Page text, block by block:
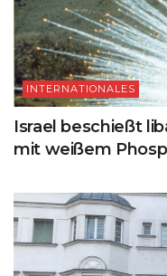
INTERNATIONALES
Israel beschießt
mit weißem